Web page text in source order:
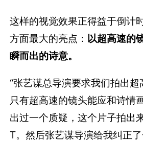
这样的视觉效果正得益于倒计
方面最大的亮点： 以超高速的
瞬而出的诗意。
“张艺谋总导演要求我们拍出
只有超高速的镜头能应和诗情
出过一个质疑，这个片子拍出
T。然后张艺谋导演给我纠正